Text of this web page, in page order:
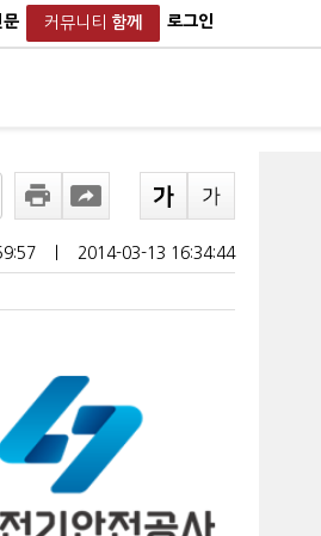
문 커뮤니티 함께 로그인
2014-03-13 16:34:44